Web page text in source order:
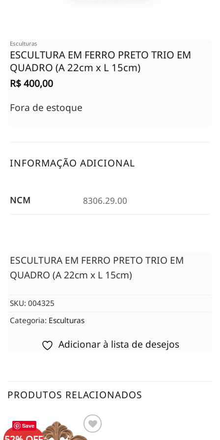
Esculturas
ESCULTURA EM FERRO PRETO TRIO EM
QUADRO (A 22cm x L 15cm)
R$400,00
Fora de estoque
INFORMAÇÃO ADICIONAL
NCM 8306.29.00
ESCULTURA EM FERRO PRETO TRIO EM
QUADRO (A 22cm x L 15cm)
SKU: 004325
Categoria: Esculturas
Adicionar à lista de desejos
PRODUTOS RELACIONADOS
Save